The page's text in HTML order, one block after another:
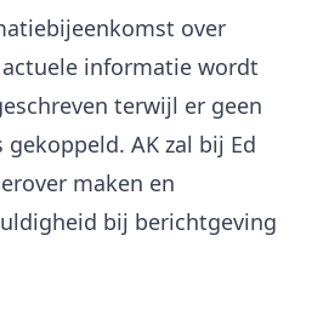
over
actuele informatie wordt
terwijl er geen
AK zal bij Ed
maken en
bij berichtgeving